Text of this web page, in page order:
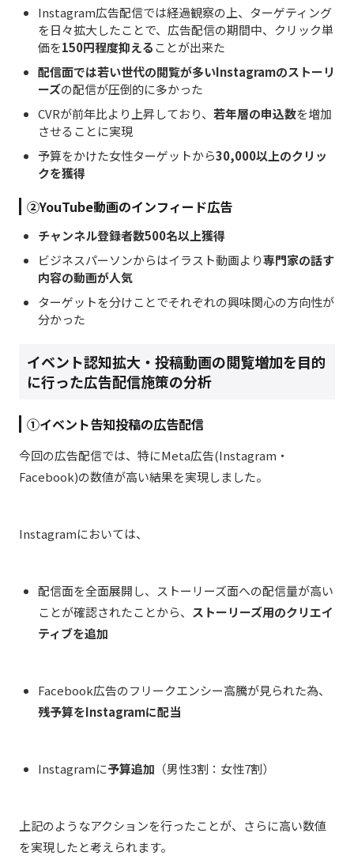
Instagram広告配信では経過観察の上、ターゲティング
を日々拡大したことで、広告配信の期間中、クリック単
価を150円程度抑えることが出来た
配信面では若い世代の閲覧が多いInstagramのストーリ
ーズの配信が圧倒的に多かった
CVRが前年比より上昇しており、 若年層の申込数を増加
させることに実現
予算をかけた​女性ターゲットから30,000以上のクリッ
クを獲得
②YouTube動画のインフィード広告
チャンネル登録者数500名以上獲得
ビジネスパーソンからはイラスト動画より専門家の話す
内容の動画が人気
ターゲットを分けことでそれぞれの興味関心の方向性が
分かった
イベント認知拡大・投稿動画の閲覧増加を目的
に行った広告配信施策の分析
①イベント告知投稿の広告配信
今回の広告配信では、特にMeta広告(Instagram・
Facebook)の数値が高い結果を実現しました。
Instagramにおいては、
配信面を全面展開し、ストーリーズ面への配信量が高い
ことが確認されたことから、 ストーリーズ用のクリエイ
ティブを追加
Facebook広告のフリークエンシー高騰が見られた為、
残予算をInstagramに配当
Instagramに予算追加 （男性3割：女性7割）
上記のようなアクションを行ったことが、さらに高い数値
を実現したと考えられます。